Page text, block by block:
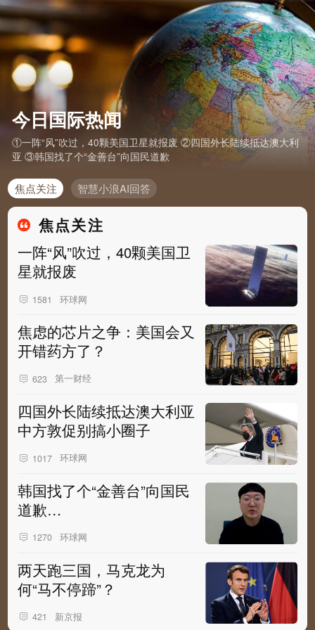
今日国际热闻
①一阵“风”吹过，40颗美国卫星就报废 ②四国外长陆续抵达澳大利
亚 ③韩国找了个“金善台”向国民道歉
焦点关注 智慧小浪AI回答
焦点关注
一阵“风”吹过，40颗美国卫
星就报废
1581 环球网
焦虑的芯片之争：美国会又
开错药方了？
623 第一财经
四国外长陆续抵达澳大利亚
中方敦促别搞小圈子
1017 环球网
韩国找了个“金善台”向国民
道歉…
1270 环球网
两天跑三国，马克龙为
何“马不停蹄”？
421 新京报